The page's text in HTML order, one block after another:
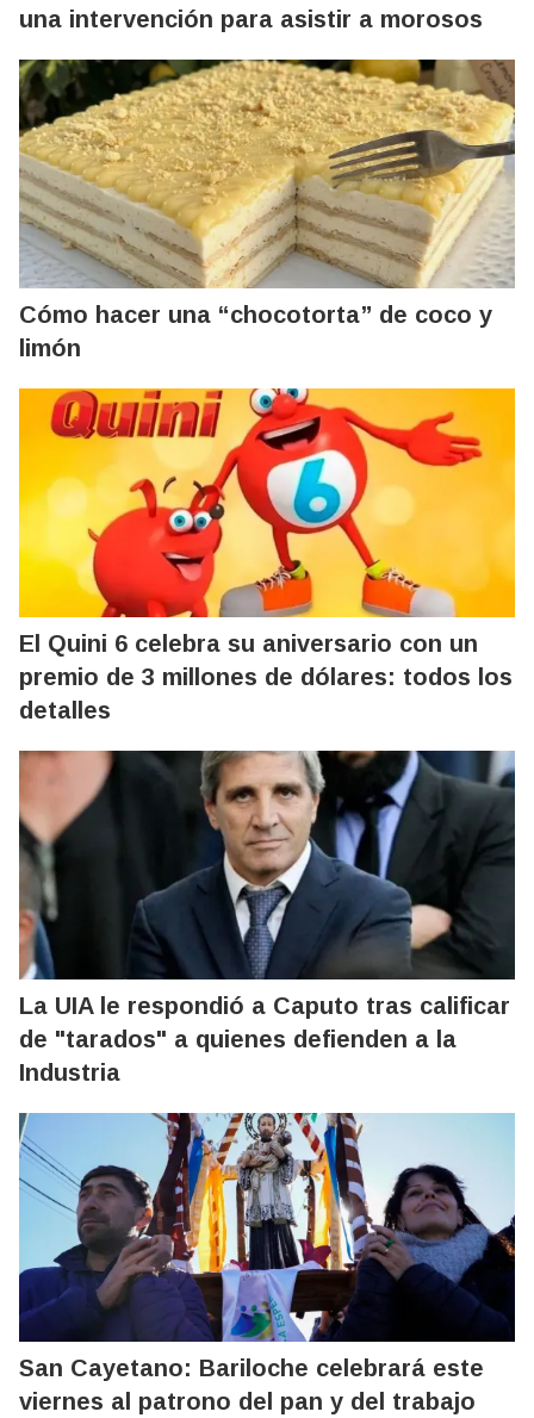
una intervención para asistir a morosos
Cómo hacer una “chocotorta” de coco y
limón
El Quini 6 celebra su aniversario con un
premio de 3 millones de dólares: todos los
detalles
La UIA le respondió a Caputo tras calificar
de "tarados" a quienes defienden a la
Industria
San Cayetano: Bariloche celebrará este
viernes al patrono del pan y del trabajo